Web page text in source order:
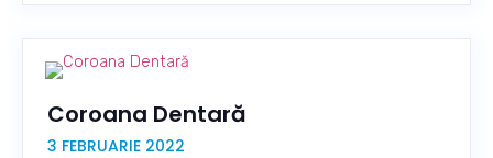
Coroana Dentară
3 FEBRUARIE 2022